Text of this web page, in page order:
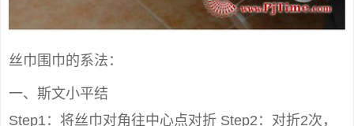
丝巾围巾的系法：
一、斯文小平结
Step1：将丝巾对角往中心点对折 Step2：对折2次，